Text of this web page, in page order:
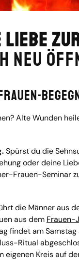
Liebe
neu
Alte Wunden
Spürst du die
oder deine
Frauen-Seminar
die Männer aus
aus dem Frauen-
findet am
Ritual
Kreis auf